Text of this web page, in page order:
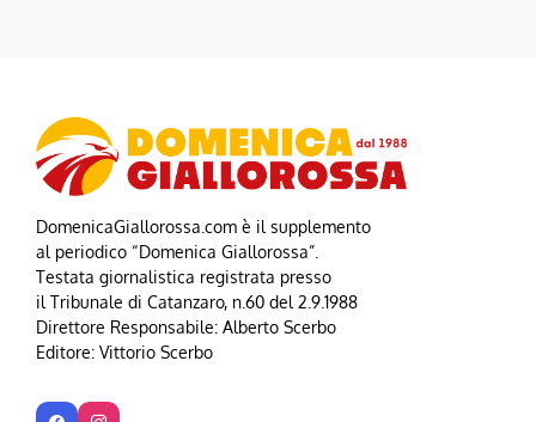
DomenicaGiallorossa.com è il supplemento
al periodico “Domenica Giallorossa”.
Testata giornalistica registrata presso
il Tribunale di Catanzaro, n.60 del 2.9.1988
Direttore Responsabile: Alberto Scerbo
Editore: Vittorio Scerbo